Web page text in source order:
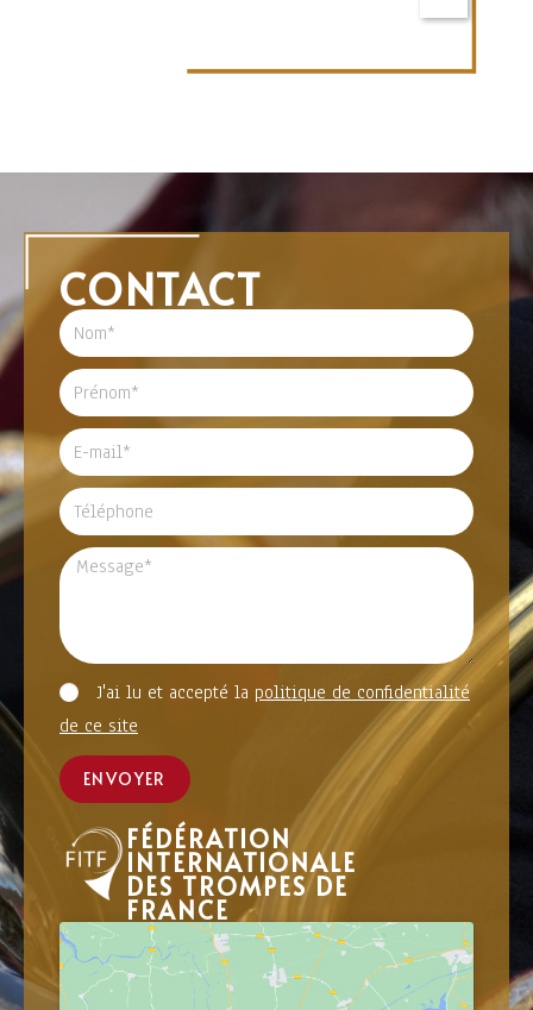
CONTACT
J'ai lu et accepté la politique de confidentialité
de ce site
ENVOYER
FÉDÉRATION
INTERNATIONALE
DES TROMPES DE
FRANCE